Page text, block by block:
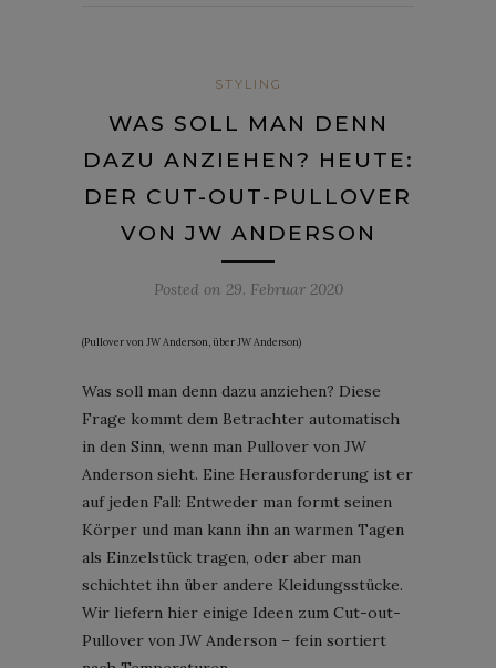
STYLING
WAS SOLL MAN DENN
DAZU ANZIEHEN? HEUTE:
DER CUT-OUT-PULLOVER
VON JW ANDERSON
Posted on 29. Februar 2020
(Pullover von JW Anderson, über JW Anderson)
Was soll man denn dazu anziehen? Diese
Frage kommt dem Betrachter automatisch
in den Sinn, wenn man Pullover von JW
Anderson sieht. Eine Herausforderung ist er
auf jeden Fall: Entweder man formt seinen
Körper und man kann ihn an warmen Tagen
als Einzelstück tragen, oder aber man
schichtet ihn über andere Kleidungsstücke.
Wir liefern hier einige Ideen zum Cut-out-
Pullover von JW Anderson – fein sortiert